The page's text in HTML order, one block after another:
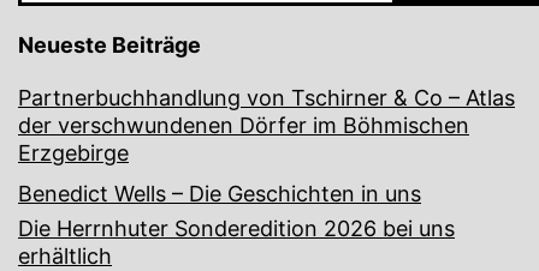
Neueste Beiträge
Partnerbuchhandlung von Tschirner & Co – Atlas
der verschwundenen Dörfer im Böhmischen
Erzgebirge
Benedict Wells – Die Geschichten in uns
Die Herrnhuter Sonderedition 2026 bei uns
erhältlich